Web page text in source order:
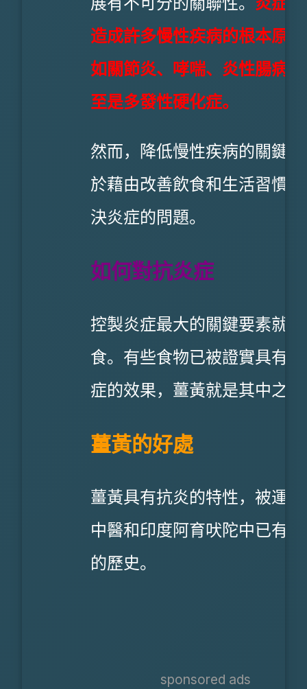
造成許多慢性疾病的根本原
如關節炎、哮喘、炎性腸病
至是多發性硬化症。
然而，降低慢性疾病的關鍵
於藉由改善飲食和生活習慣
決炎症的問題。
如何對抗炎症
控製炎症最大的關鍵要素就
食。有些食物已被證實具有
症的效果，薑黃就是其中之
薑黃的好處
薑黃具有抗炎的特性，被運
中醫和印度阿育吠陀中已有
的歷史。
sponsored ads